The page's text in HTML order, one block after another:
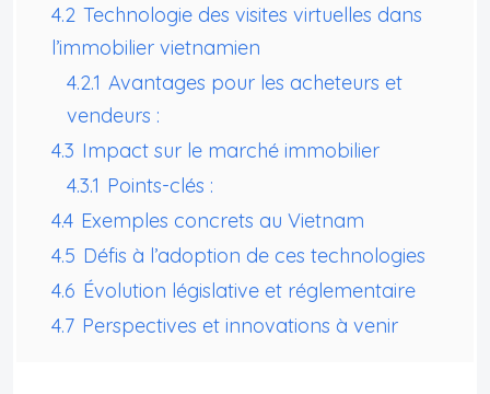
4.2 Technologie des visites virtuelles dans
l’immobilier vietnamien
4.2.1 Avantages pour les acheteurs et
vendeurs :
4.3 Impact sur le marché immobilier
4.3.1 Points-clés :
4.4 Exemples concrets au Vietnam
4.5 Défis à l’adoption de ces technologies
4.6 Évolution législative et réglementaire
4.7 Perspectives et innovations à venir